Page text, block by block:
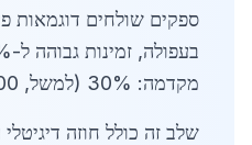
מקדמה: 30% (למשל, 19,200 ש"ח ל-20 טון).
שלב זה כולל חוזה